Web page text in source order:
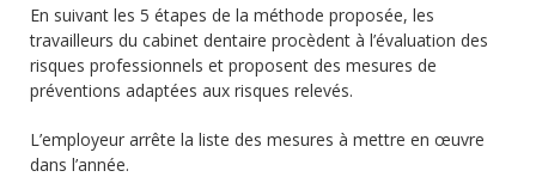
En suivant les 5 étapes de la méthode proposée, les
travailleurs du cabinet dentaire procèdent à l’évaluation des
risques professionnels et proposent des mesures de
préventions adaptées aux risques relevés.
L’employeur arrête la liste des mesures à mettre en œuvre
dans l’année.